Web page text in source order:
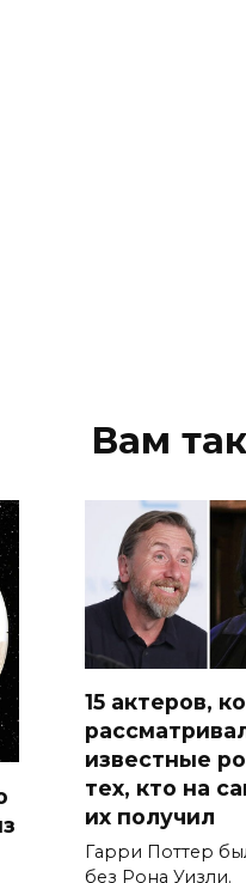
Вам
15 актеров,
известные
тех, кто на
их получил
Гарри Поттер
без Рона Уизли.